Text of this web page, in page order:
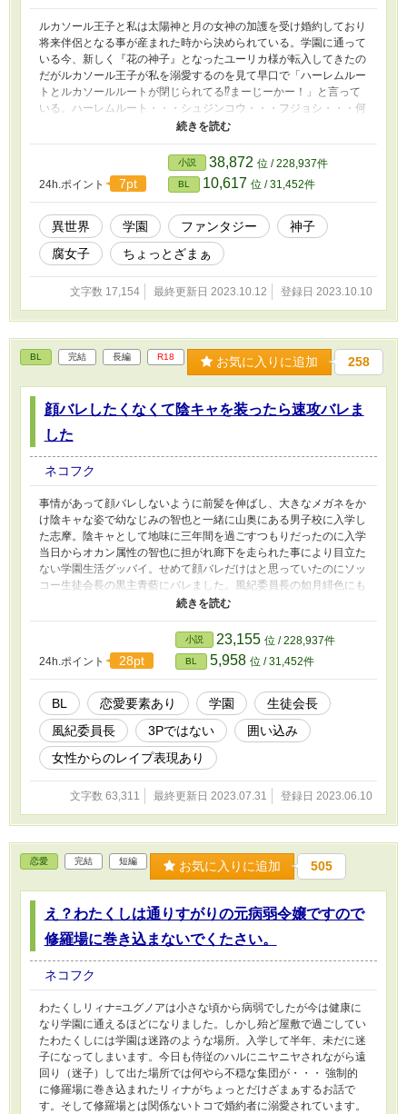
ルカソール王子と私は太陽神と月の女神の加護を受け婚約しており
将来伴侶となる事が産まれた時から決められている。学園に通って
いる今、新しく『花の神子』となったユーリカ様が転入してきたの
だがルカソール王子が私を溺愛するのを見て早口で「ハーレムルー
トとルカソールルートが閉じられてる⁉まーじーかー！」と言って
いる。ハーレムルート・・・シュジンコウ・・・フジョシ・・・何
の事でしょう？おやユーリカ様、鼻息が荒いですが大丈夫ですか？
☆３話で完結します。花の神子は女性ですが萌えを堪能しているだ
24h.ポイント 7pt
小説 38,872 位 / 228,937件
BL 10,617 位 / 31,452件
異世界 学園 ファンタジー
神子
腐女子
ちょっとざまぁ
文字数 17,154 最終更新日 2023.10.12 登録日 2023.10.10
BL 完結 長編 R18 お気に入りに追加 258
顔バレしたくなくて陰キャを装ったら速攻バレま
した
ネコフク
事情があって顔バレしないように前髪を伸ばし、大きなメガネをか
け陰キャな姿で幼なじみの智也と一緒に山奥にある男子校に入学し
た志摩。陰キャとして地味に三年間を過ごすつもりだったのに入学
当日からオカン属性の智也に担がれ廊下を走られた事により目立た
ない学園生活グッバイ。せめて顔バレだけはと思っていたのにソッ
コー生徒会長の黒主青藍にバレました。風紀委員長の如月緋色にも
バレたけど志摩の姉兄の説得（脅迫）で守ってもらえる事になった
のはいいけど何故かエロ格好いい会長とエロい声の風紀委員長にグ
イグイ来られ・・・俺くらくら腰砕けなんですけど⁉ 生徒会長×主
人公、風紀委員長×主人公。３Ｐはありません。 全１３話、番外編
３話、ｉｆの世界２話予定、本編完結済。その後は多分ゆっくり更
新します。 ※６話目に主人公が女にレイプされる会話があるので
ご注意下さい。 小説家になろうさんで投稿済。
24h.ポイント 28pt
小説 23,155 位 / 228,937件
BL 5,958 位 / 31,452件
BL 恋愛要素あり 学園
生徒会長
風紀委員長
3Pではない
囲い込み
女性からのレイプ表現あり
文字数 63,311 最終更新日 2023.07.31 登録日 2023.06.10
恋愛 完結 短編 お気に入りに追加 505
え？わたくしは通りすがりの元病弱令嬢ですので
修羅場に巻き込まないでくたさい。
ネコフク
わたくしリィナ=ユグノアは小さな頃から病弱でしたが今は健康に
なり学園に通えるほどになりました。しかし殆ど屋敷で過ごしてい
たわたくしには学園は迷路のような場所。入学して半年、未だに迷
子になってしまいます。今日も侍従のハルにニヤニヤされながら遠
回り（迷子）して出た場所では何やら不穏な集団が・・・ 強制的
に修羅場に巻き込まれたリィナがちょっとだけざまぁするお話で
す。そして修羅場とは関係ないトコで婚約者に溺愛されています。